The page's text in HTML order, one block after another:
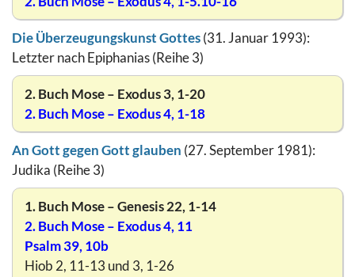
Die Überzeugungskunst Gottes(31. Januar 1993):
Letzter nach Epiphanias (Reihe 3)
2. Buch Mose – Exodus 3, 1-20
2. Buch Mose – Exodus 4, 1-18
An Gott gegen Gott glauben (27. September 1981):
Judika (Reihe 3)
1. Buch Mose – Genesis 22, 1-14
2. Buch Mose – Exodus 4, 11
Psalm 39, 10b
Hiob 2, 11-13 und 3, 1-26